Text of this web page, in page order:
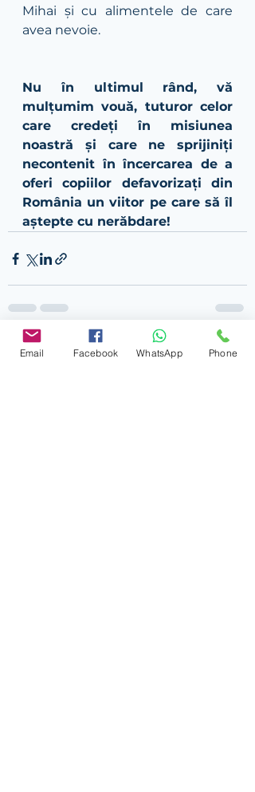
Mihai și cu alimentele de care
avea nevoie.
Nu în ultimul rând, vă
mulțumim vouă, tuturor celor
care credeți în misiunea
noastră și care ne sprijiniți
necontenit în încercarea de a
oferi copiilor defavorizați din
România un viitor pe care să îl
aștepte cu nerăbdare!
Postări recente Afișează-le pe toate
Email Facebook WhatsApp Phone